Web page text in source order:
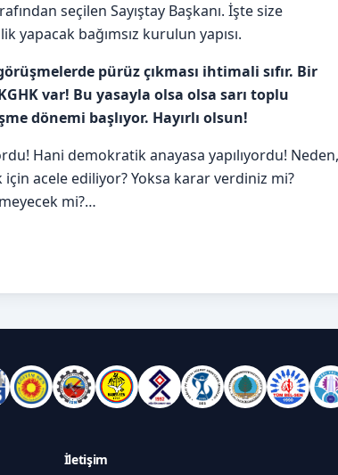
seçilen Sayıştay Başkanı. İşte size
bağımsız kurulun yapısı.
pürüz çıkması ihtimali sıfır. Bir
var! Bu yasayla olsa olsa sarı toplu
dönemi başlıyor. Hayırlı olsun!
Hani demokratik anayasa yapılıyordu! Neden,
acele ediliyor? Yoksa karar verdiniz mi?
mi?…
İletişim